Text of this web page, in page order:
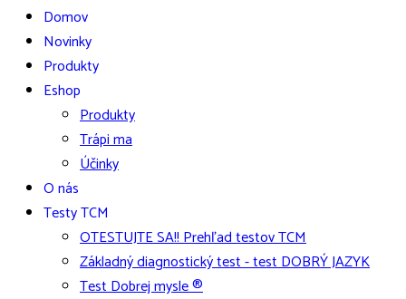
Domov
Novinky
Produkty
Eshop
Produkty
Trápi ma
Účinky
O nás
Testy TCM
OTESTUJTE SA!! Prehľad testov TCM
Základný diagnostický test - test DOBRÝ JAZYK
Test Dobrej mysle ®